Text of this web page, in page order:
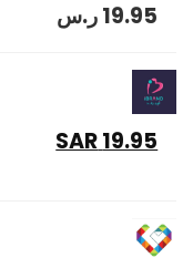
19.95ر.س
19.95 SAR